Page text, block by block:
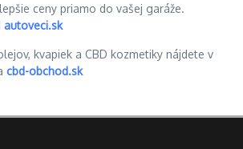
ceny priamo do vašej garáže.
autoveci.sk
kvapiek a CBD kozmetiky nájdete v
cbd-obchod.sk